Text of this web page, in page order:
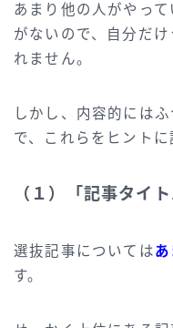
あまり他の人がやっ
がないので、自分だ
れません。
しかし、内容的には
で、これらをヒント
（１）「記事タイ
選抜記事については
す。